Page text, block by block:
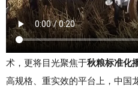
活动启幕：聚焦智慧农机
活动现场，不仅展示了小麦机械
术，更将目光聚焦于秋粮标准化
高规格、重实效的平台上，中国